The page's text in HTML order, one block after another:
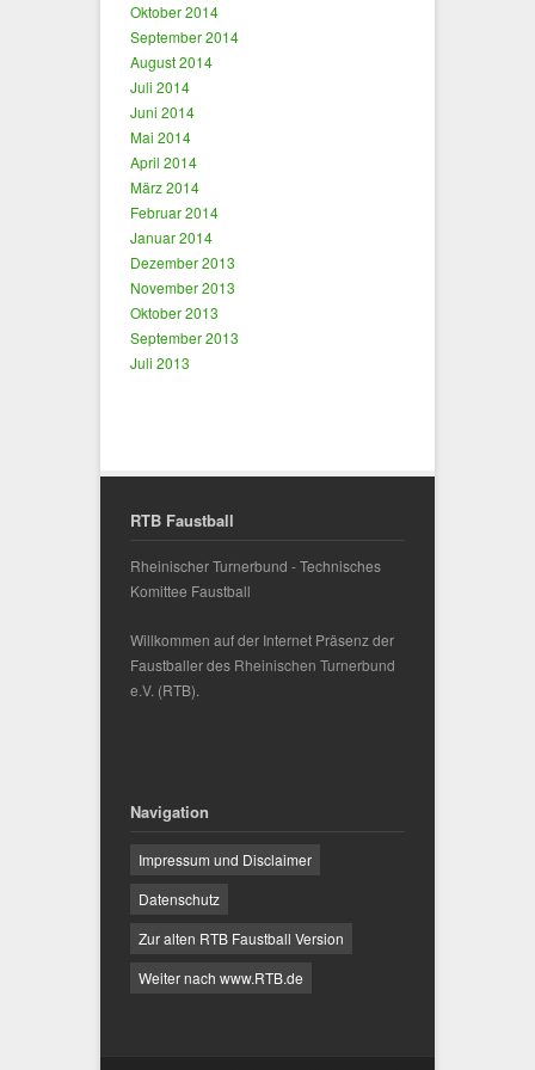
Oktober 2014
September 2014
August 2014
Juli 2014
Juni 2014
Mai 2014
April 2014
März 2014
Februar 2014
Januar 2014
Dezember 2013
November 2013
Oktober 2013
September 2013
Juli 2013
RTB Faustball
Rheinischer Turnerbund - Technisches
Komittee Faustball
Willkommen auf der Internet Präsenz der
Faustballer des Rheinischen Turnerbund
e.V. (RTB).
Navigation
Impressum und Disclaimer
Datenschutz
Zur alten RTB Faustball Version
Weiter nach www.RTB.de